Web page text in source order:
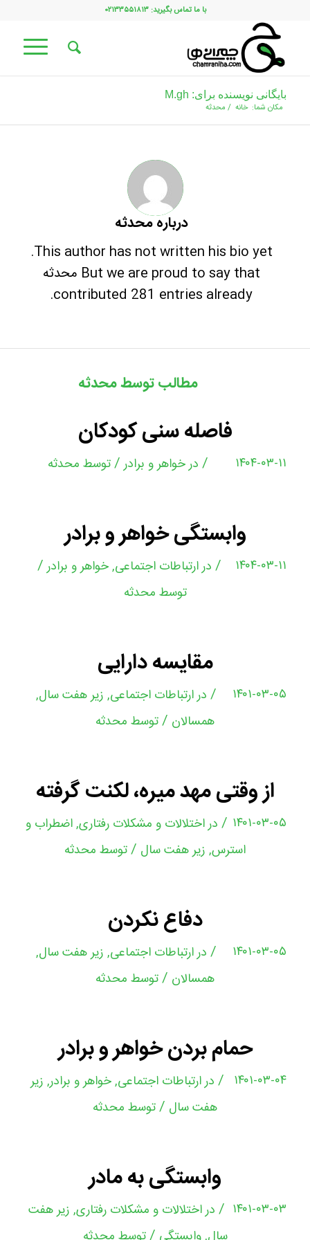
با ما تماس بگیرید: ۰۲۱۳۳۵۵۱۸۱۳
بایگانی نویسنده برای: M.gh
مکان شما: خانه / محدثه
دربارهمحدثه
This author has not written his bio yet.
But we are proud to say that محدثه
contributed 281 entries already.
مطالب توسط محدثه
فاصله سنی کودکان
۱۴۰۴-۰۳-۱۱ / درخواهر و برادر/توسط محدثه
وابستگی خواهر و برادر
۱۴۰۴-۰۳-۱۱ / درارتباطات اجتماعی,خواهر و برادر /
توسط محدثه
مقایسه دارایی
۱۴۰۱-۰۳-۰۵ / درارتباطات اجتماعی, زیر هفت سال,
همسالان /توسط محدثه
از وقتی مهد میره، لکنت گرفته
۱۴۰۱-۰۳-۰۵ / دراختلالات و مشکلات رفتاری,اضطراب و
استرس, زیر هفت سال /توسط محدثه
دفاع نکردن
۱۴۰۱-۰۳-۰۵ / درارتباطات اجتماعی, زیر هفت سال,
همسالان /توسط محدثه
حمام بردن خواهر و برادر
۱۴۰۱-۰۳-۰۴ / درارتباطات اجتماعی,خواهر و برادر, زیر
هفت سال /توسط محدثه
وابستگی به مادر
۱۴۰۱-۰۳-۰۳ / دراختلالات و مشکلات رفتاری, زیر هفت